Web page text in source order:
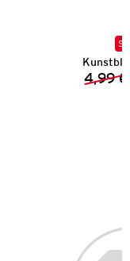
4,99 €